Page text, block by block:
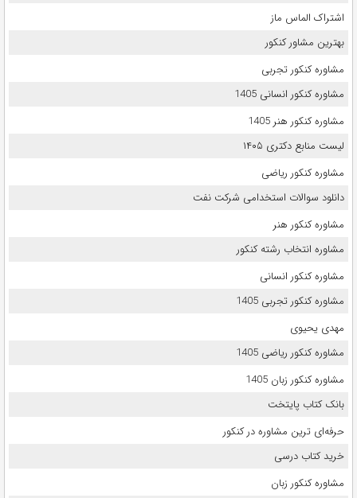
اشتراک الماس ماز
بهترین مشاور کنکور
مشاوره کنکور تجربی
مشاوره کنکور انسانی 1405
مشاوره کنکور هنر 1405
لیست منابع دکتری ۱۴۰۵
مشاوره کنکور ریاضی
دانلود سوالات استخدامی شرکت نفت
مشاوره کنکور هنر
مشاوره انتخاب رشته کنکور
مشاوره کنکور انسانی
مشاوره کنکور تجربی 1405
مهدی یحیوی
مشاوره کنکور ریاضی 1405
مشاوره کنکور زبان 1405
بانک کتاب پایتخت
حرفه‌ای ترین مشاوره در کنکور
خرید کتاب درسی
مشاوره کنکور زبان